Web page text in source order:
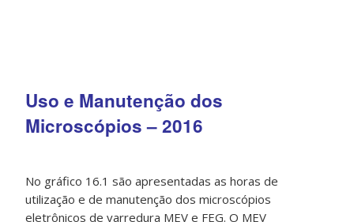
Uso e Manutenção dos
Microscópios – 2016
No gráfico 16.1 são apresentadas as horas de
utilização e de manutenção dos microscópios
eletrônicos de varredura MEV e FEG. O MEV